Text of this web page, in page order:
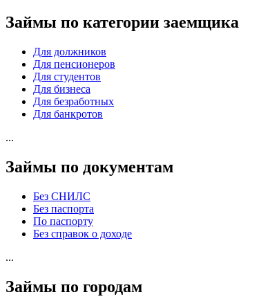
Займы по категории заемщика
Для должников
Для пенсионеров
Для студентов
Для бизнеса
Для безработных
Для банкротов
...
Займы по документам
Без СНИЛС
Без паспорта
По паспорту
Без справок о доходе
...
Займы по городам